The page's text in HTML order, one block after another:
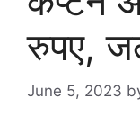
रुपए,
June 5, 2023